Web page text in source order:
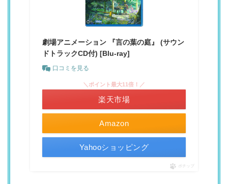
劇場アニメーション 『言の葉の庭』 (サウン
ドトラックCD付) [Blu-ray]
口コミを見る
Amazon
＼ポイント最大11倍！／
楽天市場
Yahooショッピング
ポチップ